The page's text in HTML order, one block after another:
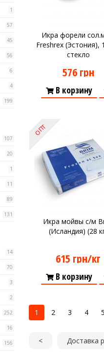
1
57
45
56
6
4
199
107
20
1
11
89
131
14
70
3
2
252
16
156
Икра форели
Freshrex (Эстония),
стекло
576 грн
В корзину
ОПТ
Икра мойвы с/м
(Исландия) (28
615 грн/кг
В корзину
1 2 3 4 5
< Доставка